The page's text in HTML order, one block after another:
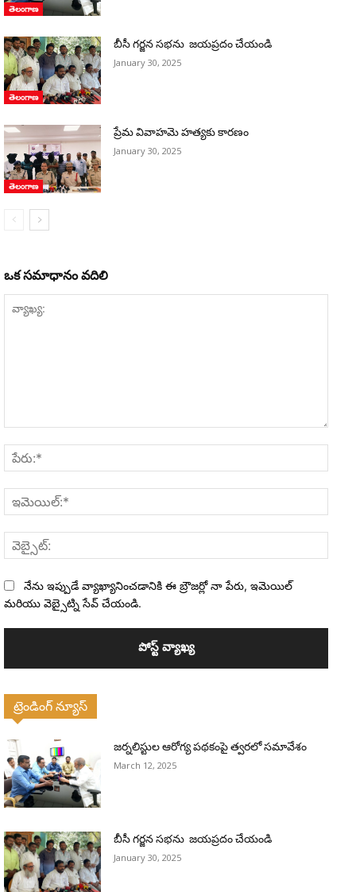
తెలంగాణ
తెలంగాణ
బీసీ గర్జన సభను జయప్రదం చేయండి
January 30, 2025
తెలంగాణ
ప్రేమ వివాహమె హత్యకు కారణం
January 30, 2025
ఒక సమాధానం వదిలి
నేను ఇప్పుడే వ్యాఖ్యానించడానికి ఈ బ్రౌజర్లో నా పేరు, ఇమెయిల్
మరియు వెబ్సైట్ని సేవ్ చేయండి.
ట్రెండింగ్ న్యూస్
జర్నలిస్టుల ఆరోగ్య పథకంపై త్వరలో సమావేశం
March 12, 2025
బీసీ గర్జన సభను జయప్రదం చేయండి
January 30, 2025